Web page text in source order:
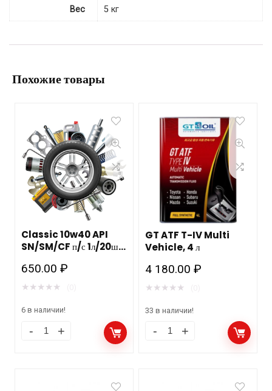
Вес 5 кг
Похожие товары
Classic 10w40 API
SN/SM/CF п/с 1л/20шт
650.00₽
★ ★ ★ ★ ★
6 в наличии!
GT ATF T-IV Multi
Vehicle, 4 л
4 180.00₽
★ ★ ★ ★ ★
33 в наличии!